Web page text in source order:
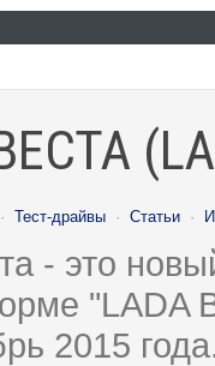
· Тест-драйвы · Статьи ·
- это
"LADA
2015